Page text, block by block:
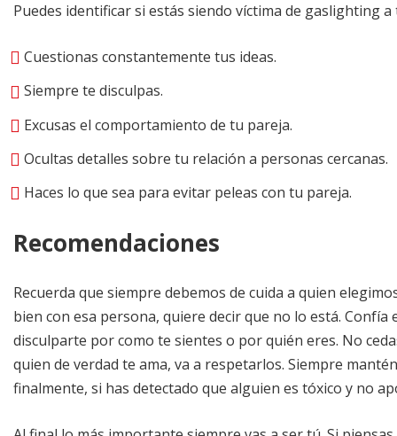
Puedes identificar si estás siendo víctima de gaslighting
Cuestionas constantemente tus ideas.
Siempre te disculpas.
Excusas el comportamiento de tu pareja.
Ocultas detalles sobre tu relación a personas cercanas.
Haces lo que sea para evitar peleas con tu pareja.
Recomendaciones
Recuerda que siempre debemos de cuida a quien
bien con esa persona, quiere decir que no lo está.
disculparte por como te sientes o por quién eres. No
quien de verdad te ama, va a respetarlos. Siempre
finalmente, si has detectado que alguien es tóxico y no